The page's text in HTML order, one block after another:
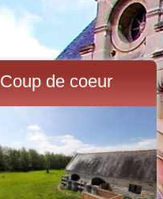
Coup de coeur